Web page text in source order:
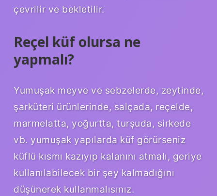
çevrilir ve bekletilir.
Reçel küf olursa ne
yapmalı?
Yumuşak meyve ve sebzelerde, zeytinde,
şarküteri ürünlerinde, salçada, reçelde,
marmelatta, yoğurtta, turşuda, sirkede
vb. yumuşak yapılarda küf görürseniz
küflü kısmı kazıyıp kalanını atmalı, geriye
kullanılabilecek bir şey kalmadığını
düşünerek kullanmalısınız.